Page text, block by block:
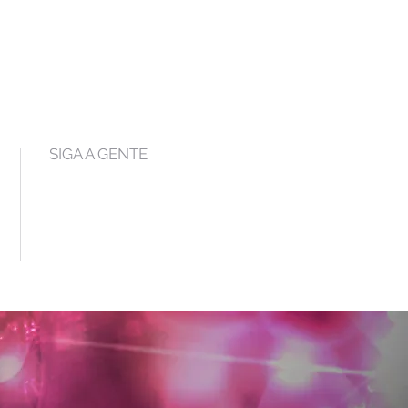
SIGA A GENTE